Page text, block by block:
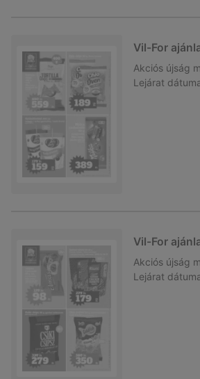
Vil-For
Akciós újság
Lejárat
Vil-For
Akciós újság
Lejárat